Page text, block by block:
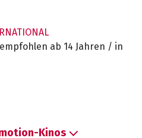
ab 14 Jahren / in
Kinos